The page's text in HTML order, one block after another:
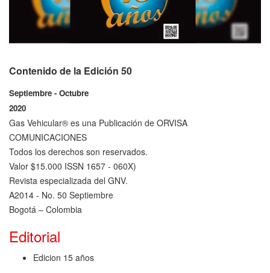
Contenido de la Edición 50
Septiembre - Octubre
2020
Gas Vehicular® es una Publicación de ORVISA
COMUNICACIONES
Todos los derechos son reservados.
Valor $15.000 ISSN 1657 - 060X)
Revista especializada del GNV.
A2014 - No. 50 Septiembre
Bogotá – Colombia
Editorial
Edicion 15 años